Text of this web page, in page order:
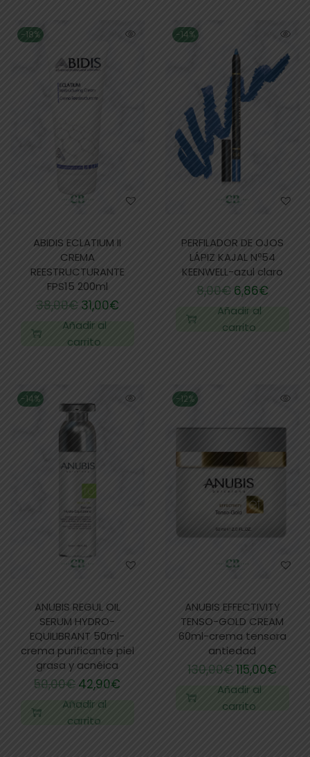
-18%
ABIDIS ECLATIUM II
CREMA
REESTRUCTURANTE
FPS15 200ml
38,00€ 31,00€
Añadir al
carrito
-14%
PERFILADOR DE OJOS
LÁPIZ KAJAL Nº54
KEENWELL-azul claro
8,00€ 6,86€
Añadir al
carrito
-14%
ANUBIS REGUL OIL
SERUM HYDRO-
EQUILIBRANT 50ml-
crema purificante piel
grasa y acnéica
50,00€ 42,90€
Añadir al
carrito
-12%
ANUBIS EFFECTIVITY
TENSO-GOLD CREAM
60ml-crema tensora
antiedad
130,00€115,00€
Añadir al
carrito